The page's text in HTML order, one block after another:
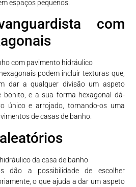
espaços pequenos.
com
podem incluir texturas que,
dar a qualquer divisão um aspeto
bonito, e a sua forma hexagonal dá-
único e arrojado, tornando-os uma
de casas de banho.
dão a possibilidade de escolher
o que ajuda a dar um aspeto